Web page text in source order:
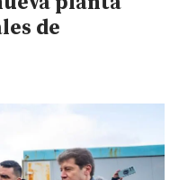
de